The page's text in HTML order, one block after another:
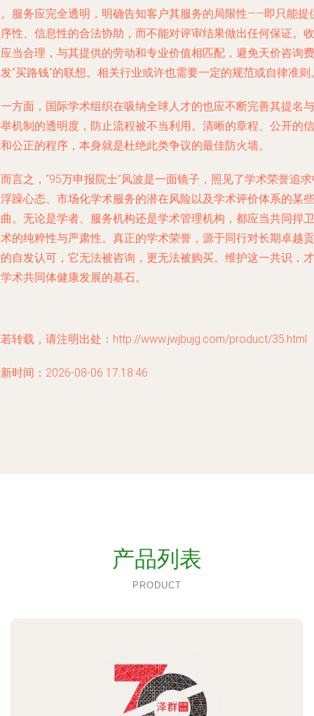
服务应完全透明，明确告知客户其服务的局限性——即只能提
性、信息性的合法协助，而不能对评审结果做出任何保证。收
当合理，与其提供的劳动和专业价值相匹配，避免天价咨询费
“买路钱”的联想。相关行业或许也需要一定的规范或自律准则
方面，国际学术组织在吸纳全球人才的也应不断完善其提名与
机制的透明度，防止流程被不当利用。清晰的章程、公开的信
公正的程序，本身就是杜绝此类争议的最佳防火墙。
言之，“95万申报院士”风波是一面镜子，照见了学术荣誉追
躁心态、市场化学术服务的潜在风险以及学术评价体系的某些
。无论是学者、服务机构还是学术管理机构，都应当共同捍卫
的纯粹性与严肃性。真正的学术荣誉，源于同行对长期卓越贡
自发认可，它无法被咨询，更无法被购买。维护这一共识，才
术共同体健康发展的基石。
转载，请注明出处：http://www.jwjbujg.com/product/35.html
时间：2026-08-06 17:18:46
产品列表
PRODUCT